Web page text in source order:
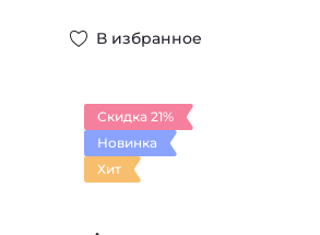
В избранное
Скидка 21%
Новинка
Хит